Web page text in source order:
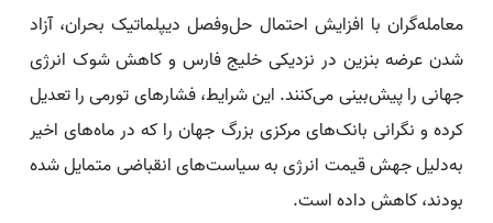
معامله‌گران با افزایش احتمال حل‌وفصل دیپلماتیک بحران، آزاد
شدن عرضه بنزین در نزدیکی خلیج فارس و کاهش شوک انرژی
جهانی را پیش‌بینی می‌کنند. این شرایط، فشارهای تورمی را تعدیل
کرده و نگرانی بانک‌های مرکزی بزرگ جهان را که در ماه‌های اخیر
به‌دلیل جهش قیمت انرژی به سیاست‌های انقباضی متمایل شده
بودند، کاهش داده است.